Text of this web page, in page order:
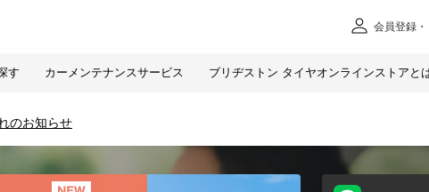
会員登録
す カー メンテナンスサービス ブリヂストン タイヤオンラインストアと
のお知らせ
| ブリヂストン タイヤ